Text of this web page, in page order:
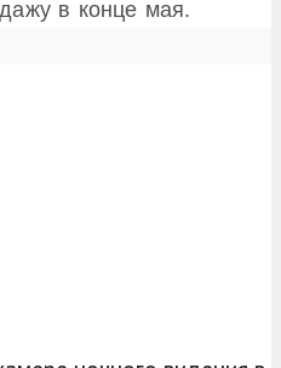
в конце мая.